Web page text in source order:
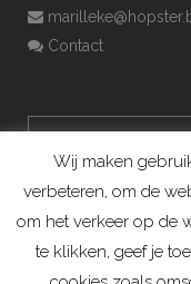
Contact
Wij maken
verbeteren, om de
om het verkeer op de
te klikken, geef je